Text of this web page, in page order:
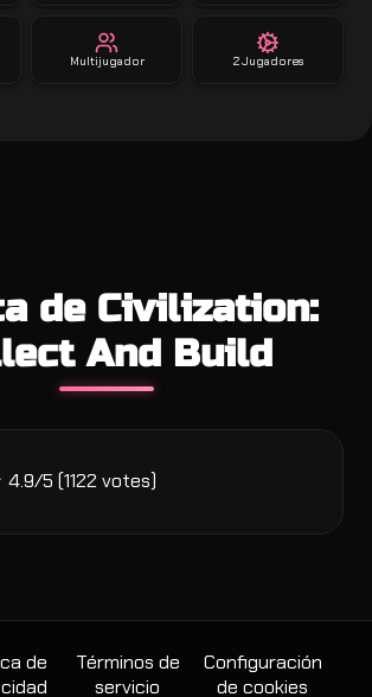
Multijugador 2 Jugadores
de Civilization:
And Build
4.9/5 (1122 votes)
de
Términos de
servicio
Configuración
de cookies